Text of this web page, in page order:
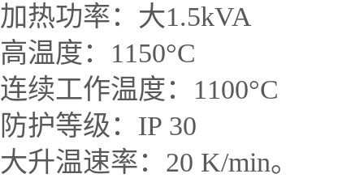
加热功率：大1.5kVA
高温度： 1150°C
连续工作温度： 1100°C
防护等级： IP 30
大升温速率： 20 K/min。